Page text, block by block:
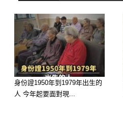
身份證1950年到1979年出生的
人 今年起要面對現...